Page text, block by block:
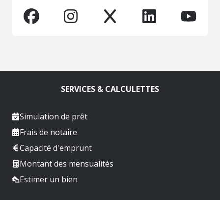
SERVICES & CALCULETTES
Simulation de prêt
Frais de notaire
Capacité d'emprunt
Montant des mensualités
Estimer un bien